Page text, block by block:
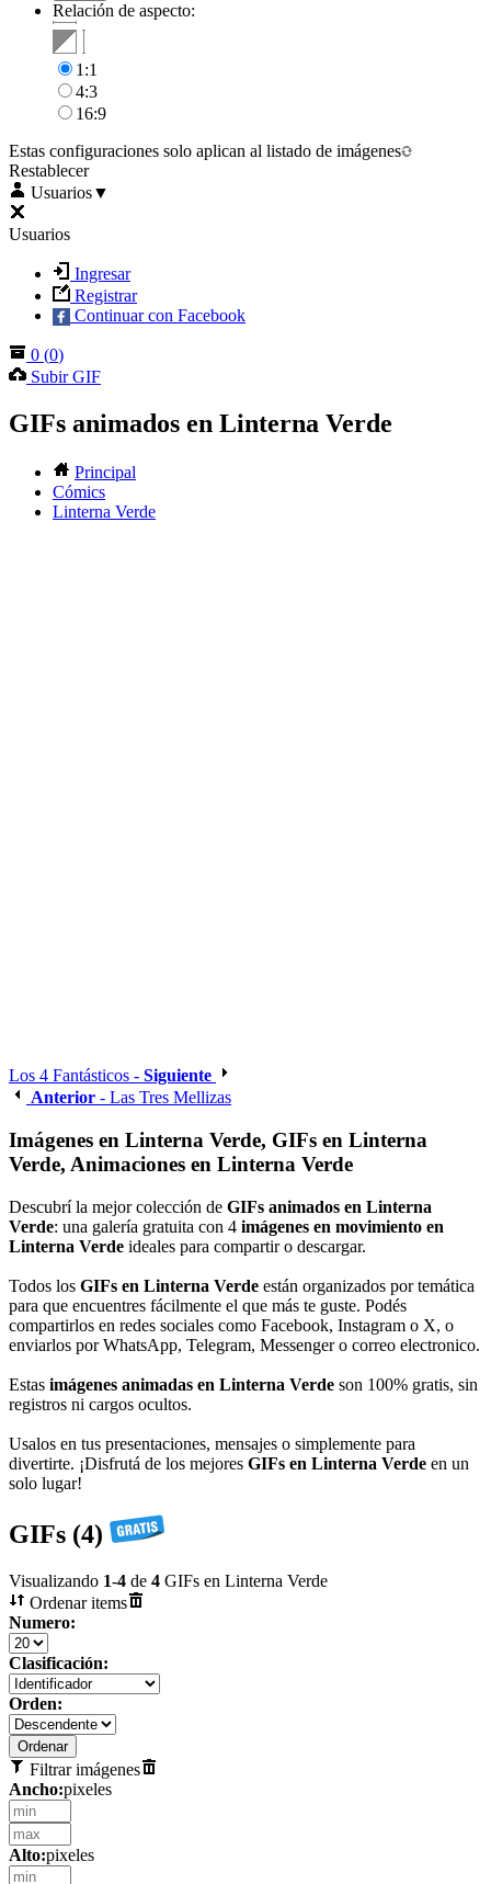
Relación de aspecto:
1:1
4:3
16:9
Estas configuraciones solo aplican al listado de imágenes
Restablecer
Usuarios▼
Usuarios
Ingresar
Registrar
Continuar con Facebook
0 (0)
Subir GIF
GIFs animados en Linterna Verde
Principal
Cómics
Linterna Verde
Los 4 Fantásticos - Siguiente
Anterior - Las Tres Mellizas
Imágenes en Linterna Verde, GIFs en Linterna
Verde, Animaciones en Linterna Verde
Descubrí la mejor colección de GIFs animados en Linterna
Verde: una galería gratuita con 4 imágenes en movimiento en
Linterna Verde ideales para compartir o descargar.
Todos los GIFs en Linterna Verde están organizados por temática
para que encuentres fácilmente el que más te guste. Podés
compartirlos en redes sociales como Facebook, Instagram o X, o
enviarlos por WhatsApp, Telegram, Messenger o correo electronico.
Estas imágenes animadas en Linterna Verde son 100% gratis, sin
registros ni cargos ocultos.
Usalos en tus presentaciones, mensajes o simplemente para
divertirte. ¡Disfrutá de los mejores GIFs en Linterna Verde en un
solo lugar!
GIFs (4)
Visualizando 1-4 de 4 GIFs en Linterna Verde
Ordenar items
Numero:
Clasificación:
Orden:
Filtrar imágenes
Ancho:pixeles
Alto:pixeles